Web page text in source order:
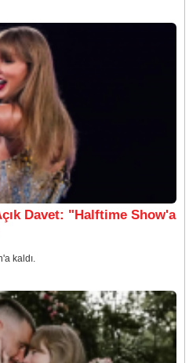
Davet: "Halftime Show'a
kaldı.